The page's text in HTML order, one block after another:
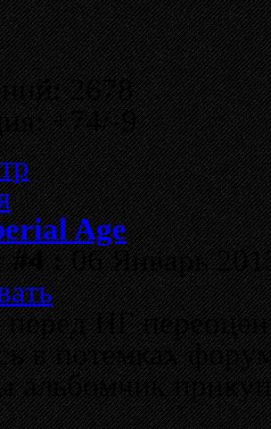
2678
+74/-9
Age
#4 :06 Январь
НГ
в потемках
альбомчик